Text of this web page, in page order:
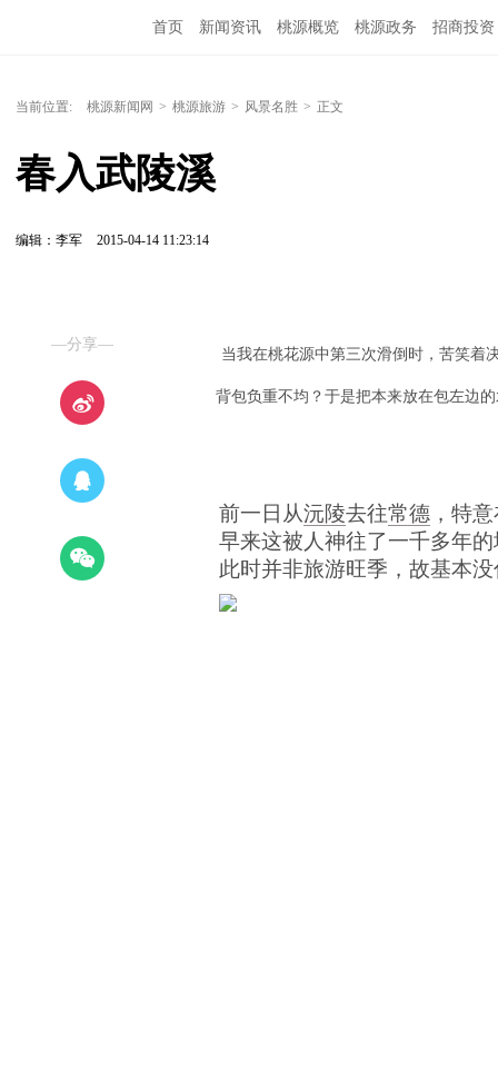
首页 新闻资讯 桃源概览 桃源政务 招商投资
当前位置: 桃源新闻网 > 桃源旅游 > 风景名胜 > 正文
春入武陵溪
编辑：李军 2015-04-14 11:23:14
—分享—
当我在桃花源中第三次滑倒时，苦笑着
背包负重不均？于是把本来放在包左边
前一日从沅陵去往常德，特
早来这被人神往了一千多年
此时并非旅游旺季，故基本